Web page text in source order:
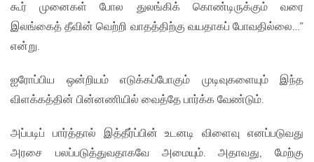
கூர் முனைகள் போல துலங்கிக் கொண்டிருக்கும் வரை
இலங்கைத் தீவின் வெற்றி வாதத்திற்கு வயதாகப் போவதில்லை…”
என்று.
ஐரோப்பிய ஒன்றியம் எடுக்கப்போகும் முடிவுகளையும் இந்த
விளக்கத்தின் பின்னணியில் வைத்தே பார்க்க வேண்டும்.
அப்படிப் பார்த்தால் இத்தீர்ப்பின் உடனடி விளைவு எனப்படுவது
அரசை பலப்படுத்துவதாகவே அமையும். அதாவது, மேற்கு